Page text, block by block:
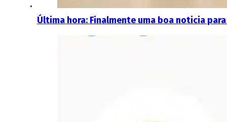
Última hora: Finalmente uma boa noticia